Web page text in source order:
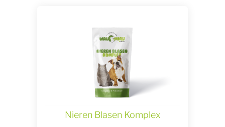
Nieren Blasen Komplex